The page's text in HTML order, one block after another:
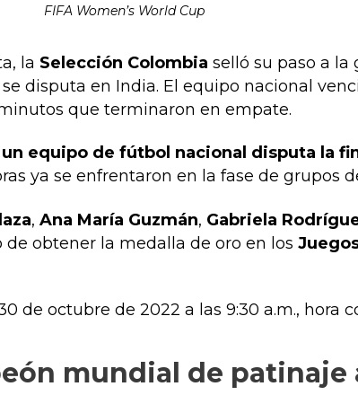
FIFA Women’s World Cup
la Selección Colombia selló su paso a la
disputa en India. El equipo nacional
que terminaron en empate.
equipo de fútbol nacional disputa la
ya se enfrentaron en la fase de grupos
, Ana María Guzmán, Gabriela
de obtener la medalla de oro en los
de octubre de 2022 a las 9:30 a.m., hora
mundial de